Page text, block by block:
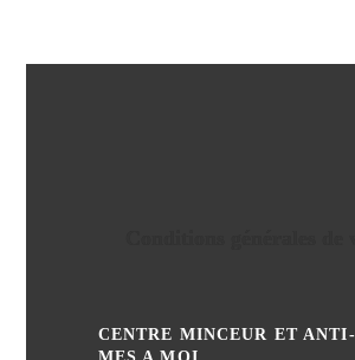
CENTRE MINCEUR ET